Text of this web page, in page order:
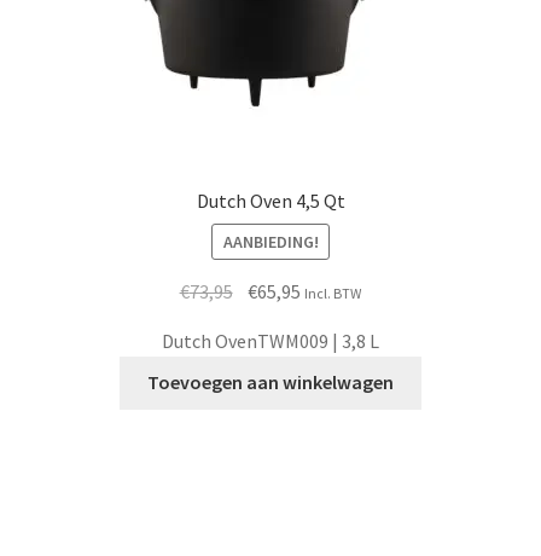
Dutch Oven 4,5 Qt
AANBIEDING!
€73,95 Oorspronkelijke
was:
€73,95.
€65,95 Huidige
is:
€65,95.
Incl. BTW
Dutch OvenTWM009 | 3,8 L
Toevoegen aan winkelwagen